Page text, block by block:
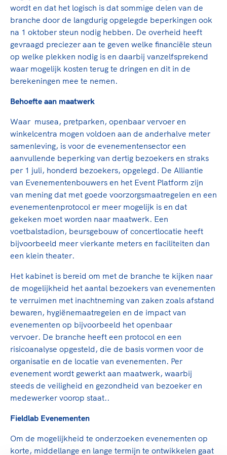
een rondje fietsen, door samen te skaten of naar
de sportschool te gaan. Door samen te juichen
voor Sifan Hassan, Rico Verhoeven, Diede de
Groot en het Nederlands Elftal. Of met trots te
genieten van de karatewedstrijd van je dochter,
de halve marathon van je moeder of de
hockeywedstrijd van je buurjongen.
Beroepskrachten
Samen voor een veilige
sportomgeving
Voor welk gedrag staat de club? Wat mag wel
langs de lijn, in de kleedkamer, kantine en online?
hier richting aan en is dus een belangrijk
onderdeel van het clubbeleid rondom gewenst en
ongewenst gedrag.
Lees verder
De TeamNL Academie
De TeamNL Academie biedt een leer- en
ontwikkelprogramma voor de volgende functies
binnen TeamNL programma's: experts, coaches,
bestuurders, (technisch) directeuren, managers en
toekomstig kader.
Lees verder
wordt en dat het logisch is dat sommige delen van de
branche door de langdurig opgelegde beperkingen ook
na 1 oktober steun nodig hebben. De overheid heeft
gevraagd preciezer aan te geven welke financiële steun
op welke plekken nodig is en daarbij vanzelfsprekend
waar mogelijk kosten terug te dringen en dit in de
berekeningen mee te nemen.
Behoefte aan maatwerk
Waar musea, pretparken, openbaar vervoer en
winkelcentra mogen voldoen aan de anderhalve meter
samenleving, is voor de evenementensector een
aanvullende beperking van dertig bezoekers en straks
per 1 juli, honderd bezoekers, opgelegd. De Alliantie
van Evenementenbouwers en het Event Platform zijn
van mening dat met goede voorzorgsmaatregelen en een
evenementenprotocol er meer mogelijk is en dat
gekeken moet worden naar maatwerk. Een
voetbalstadion, beursgebouw of concertlocatie heeft
bijvoorbeeld meer vierkante meters en faciliteiten dan
een klein theater.
Het kabinet is bereid om met de branche te kijken naar
de mogelijkheid het aantal bezoekers van evenementen
te verruimen met inachtneming van zaken zoals afstand
bewaren, hygiënemaatregelen en de impact van
evenementen op bijvoorbeeld het openbaar
vervoer. De branche heeft een protocol en een
risicoanalyse opgesteld, die de basis vormen voor de
organisatie en de locatie van evenementen. Per
evenement wordt gewerkt aan maatwerk, waarbij
steeds de veiligheid en gezondheid van bezoeker en
medewerker voorop staat..
Fieldlab Evenementen
Om de mogelijkheid te onderzoeken evenementen op
korte, middellange en lange termijn te ontwikkelen gaat